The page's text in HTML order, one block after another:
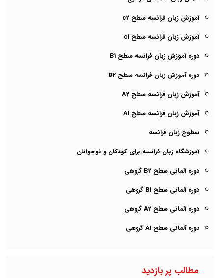
آموزش زبان فرانسه سطح c2
آموزش زبان فرانسه سطح c1
دوره آموزش زبان فرانسه سطح B1
دوره آموزش زبان فرانسه سطح B2
آموزش زبان فرانسه سطح A2
آموزش زبان فرانسه سطح A1
سطوح زبان فرانسه
آموزشگاه زبان فرانسه برای کودکان و نوجوانان
دوره آلمانی سطح B2 گروهی
دوره آلمانی سطح B1 گروهی
دوره آلمانی سطح A2 گروهی
دوره آلمانی سطح A1 گروهی
مطالب پر بازدید